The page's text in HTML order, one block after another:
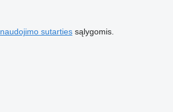
naudojimo sutartiessąlygomis.